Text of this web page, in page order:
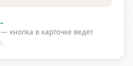
кнопка в карточке ведёт